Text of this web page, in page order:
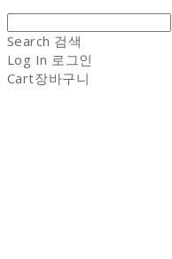
Search 검색
Log In 로그인
Cart장바구니